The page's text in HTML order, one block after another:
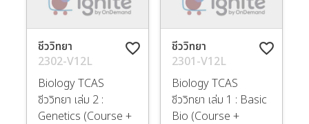
favorite_border
ชีววิทยา
2302-V12L
Biology TCAS
ชีววิทยา เล่ม 2 :
Genetics (Course +
favorite_border
ชีววิทยา
2301-V12L
Biology TCAS
ชีววิทยา เล่ม 1 : Basic
Bio (Course +